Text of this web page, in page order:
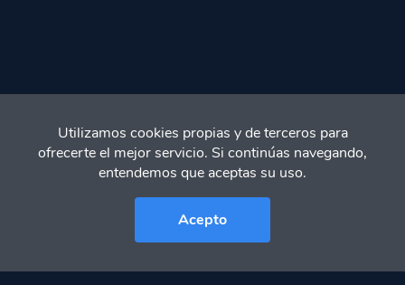
Utilizamos cookies propias y de terceros para
ofrecerte el mejor servicio. Si continúas navegando,
entendemos que aceptas su uso.
Acepto